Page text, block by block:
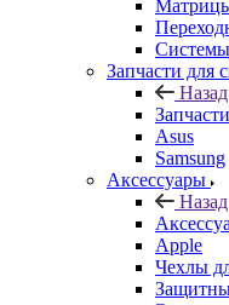
Запчасти для
Назад
Asus
Samsung
Аксессуары
Назад
Apple
Чехлы